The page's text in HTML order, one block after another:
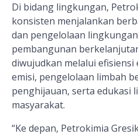
Di bidang lingkungan,
konsisten menjalankan
dan pengelolaan
pembangunan
diwujudkan melalui
emisi, pengelolaan limbah
penghijauan, serta edukasi
masyarakat.
“Ke depan, Petrokimia